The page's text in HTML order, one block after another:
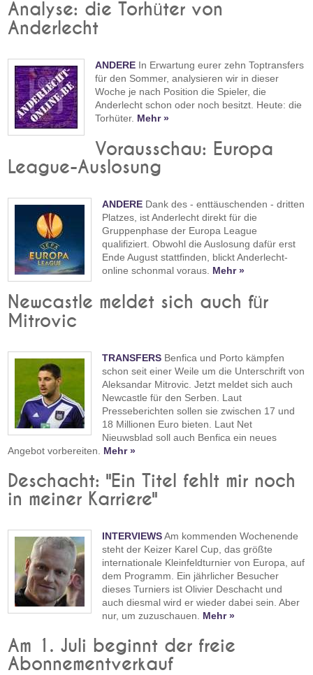
Analyse: die Torhüter von
Anderlecht
ANDERE In Erwartung eurer zehn Toptransfers
für den Sommer, analysieren wir in dieser
Woche je nach Position die Spieler, die
Anderlecht schon oder noch besitzt. Heute: die
Torhüter. Mehr »
Vorausschau: Europa
League-Auslosung
ANDERE Dank des - enttäuschenden - dritten
Platzes, ist Anderlecht direkt für die
Gruppenphase der Europa League
qualifiziert. Obwohl die Auslosung dafür erst
Ende August stattfinden, blickt Anderlecht-
online schonmal voraus. Mehr »
Newcastle meldet sich auch für
Mitrovic
TRANSFERS Benfica und Porto kämpfen
schon seit einer Weile um die Unterschrift von
Aleksandar Mitrovic. Jetzt meldet sich auch
Newcastle für den Serben. Laut
Presseberichten sollen sie zwischen 17 und
18 Millionen Euro bieten. Laut Net
Nieuwsblad soll auch Benfica ein neues
Angebot vorbereiten. Mehr »
Deschacht: "Ein Titel fehlt mir noch
in meiner Karriere"
INTERVIEWSAm kommenden Wochenende
steht der Keizer Karel Cup, das größte
internationale Kleinfeldturnier von Europa, auf
dem Programm. Ein jährlicher Besucher
dieses Turniers ist Olivier Deschacht und
auch diesmal wird er wieder dabei sein. Aber
nur, um zuzuschauen. Mehr »
Am 1. Juli beginnt der freie
Abonnementverkauf